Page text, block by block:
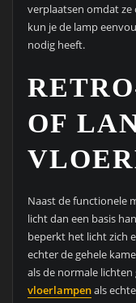
verplaatsen omdat ze
kun je de lamp
nodig heeft.
OF
Naast de functionele
licht dan een basis
beperkt het licht zich
echter de gehele
als de normale
vloerlampenals